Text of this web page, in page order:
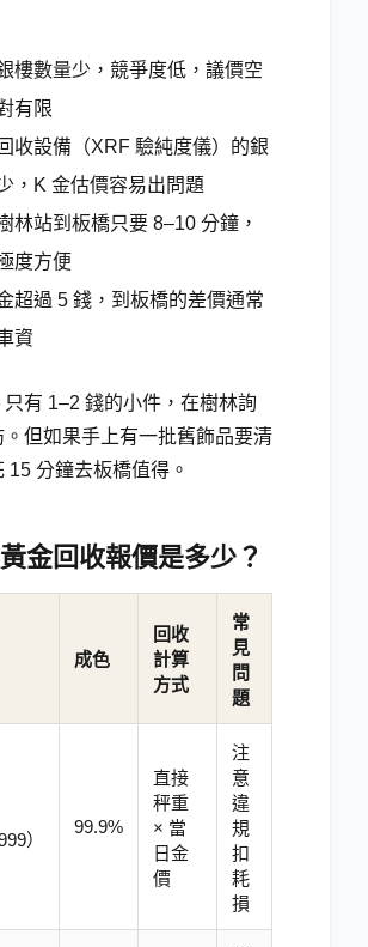
樓數量少，競爭度低，議價空
有限
收設備（XRF 驗純度儀）的銀
，K 金估價容易出問題
林站到板橋只要 8–10 分鐘，
度方便
超過 5 錢，到板橋的差價通常
資
只有 1–2 錢的小件，在樹林詢
。但如果手上有一批舊飾品要清
15 分鐘去板橋值得。
金回收報價是多少？
成色
回收
計算
方式
常
見
問
題
）
99.9%
直接
秤重
× 當
日金
價
注
意
違
規
扣
耗
損